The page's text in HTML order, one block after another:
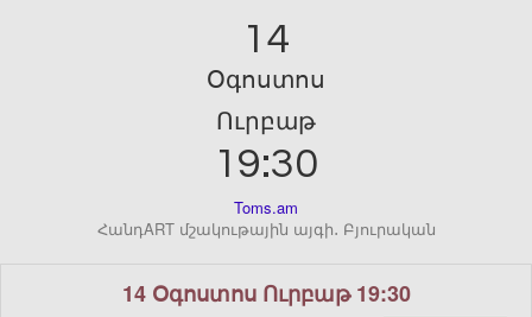
14
Օգոստոս
Ուրբաթ
19:30
Toms.am
ՀանդART մշակութային այգի․ Բյուրական
14 Օգոստոս Ուրբաթ 19:30